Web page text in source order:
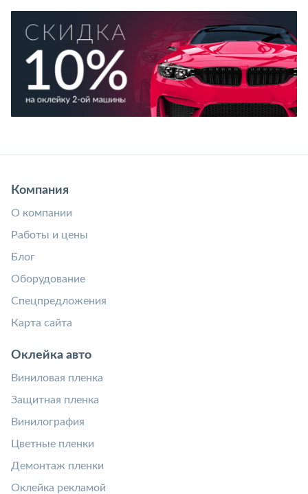
Компания
О компании
Работы и цены
Блог
Оборудование
Спецпредложения
Карта сайта
Оклейка авто
Виниловая пленка
Защитная пленка
Винилография
Цветные пленки
Демонтаж пленки
Оклейка рекламой